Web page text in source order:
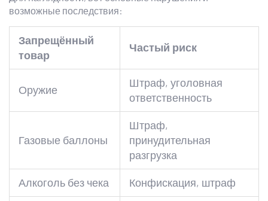
возможные последствия:
Запрещённый
товар
Частый риск
Оружие
Штраф, уголовная
ответственность
Газовые баллоны
Штраф,
принудительная
разгрузка
Алкоголь без чека Конфискация, штраф